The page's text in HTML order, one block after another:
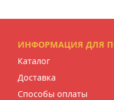
ИНФОРМАЦИЯ ДЛЯ
Каталог
Доставка
Способы оплаты